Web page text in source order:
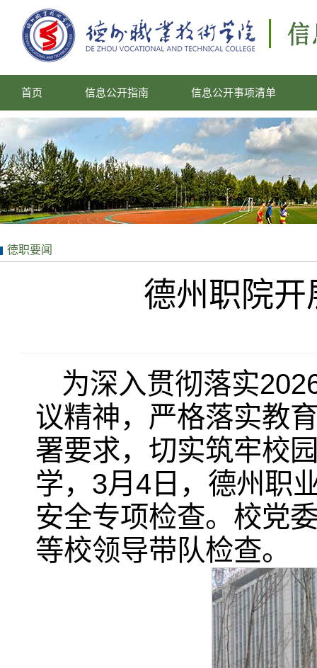
首页 信息公开指南 信息公开事项清单
徳职要闻
德州职院
为深入贯彻落实
议精神，严格落实教
署要求，切实筑牢校
学，3月4日，德州职
安全专项检查。校党
等校领导带队检查。